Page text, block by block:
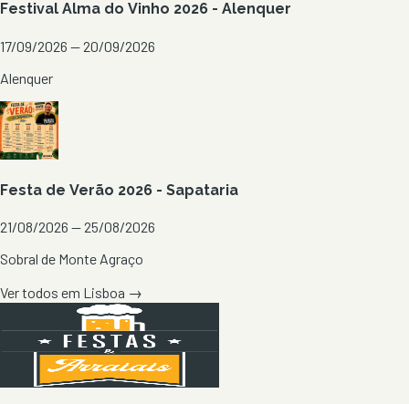
Festival Alma do Vinho 2026 - Alenquer
17/09/2026 — 20/09/2026
Alenquer
Festa de Verão 2026 - Sapataria
21/08/2026 — 25/08/2026
Sobral de Monte Agraço
Ver todos em Lisboa →